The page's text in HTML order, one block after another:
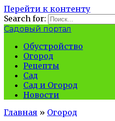
Перейти к контенту
Search for:
Садовый портал
Обустройство
Огород
Рецепты
Сад
Сад и Огород
Новости
Главная » Огород